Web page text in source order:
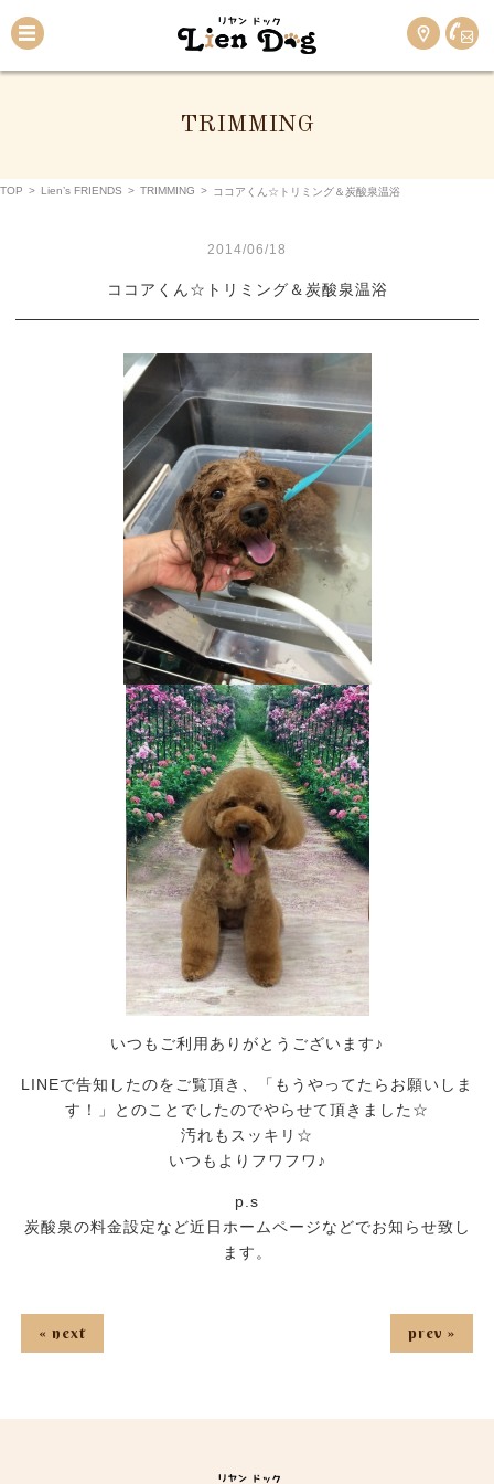
TRIMMING
TOP > Lien’s FRIENDS > TRIMMING > ココアくん☆トリミング＆炭酸泉温浴
2014/06/18
ココアくん☆トリミング＆炭酸泉温浴
いつもご利用ありがとうございます♪
LINEで告知したのをご覧頂き、「もうやってたらお願いしま
す！」とのことでしたのでやらせて頂きました☆
汚れもスッキリ☆
いつもよりフワフワ♪
p.s
炭酸泉の料金設定など近日ホームページなどでお知らせ致し
ます。
« next prev »